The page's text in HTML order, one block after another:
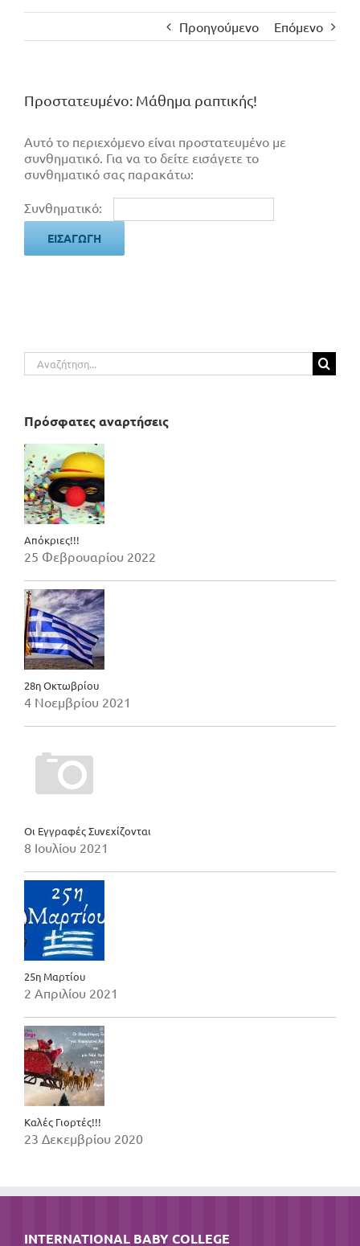
Προηγούμενο Επόμενο
Πρoστατευμένο: Μάθημα ραπτικής!
Αυτό το περιεχόμενο είναι προστατευμένο με
συνθηματικό. Για να το δείτε εισάγετε το
συνθηματικό σας παρακάτω:
Συνθηματικό:
Αναζήτηση
για:
Πρόσφατες αναρτήσεις
Απόκριες!!!
25 Φεβρουαρίου 2022
28η Οκτωβρίου
4 Νοεμβρίου 2021
Οι Εγγραφές Συνεχίζονται
8 Ιουλίου 2021
25η Μαρτίου
2 Απριλίου 2021
Καλές Γιορτές!!!
23 Δεκεμβρίου 2020
INTERNATIONAL BABY COLLEGE